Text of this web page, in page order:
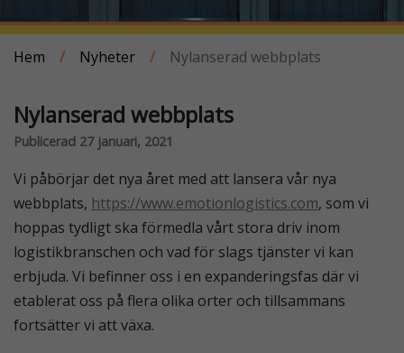
Hem / Nyheter / Nylanserad webbplats
Nylanserad webbplats
Publicerad 27 januari, 2021
Vi påbörjar det nya året med att lansera vår nya
webbplats, https://www.emotionlogistics.com, som vi
hoppas tydligt ska förmedla vårt stora driv inom
logistikbranschen och vad för slags tjänster vi kan
erbjuda. Vi befinner oss i en expanderingsfas där vi
etablerat oss på flera olika orter och tillsammans
fortsätter vi att växa.